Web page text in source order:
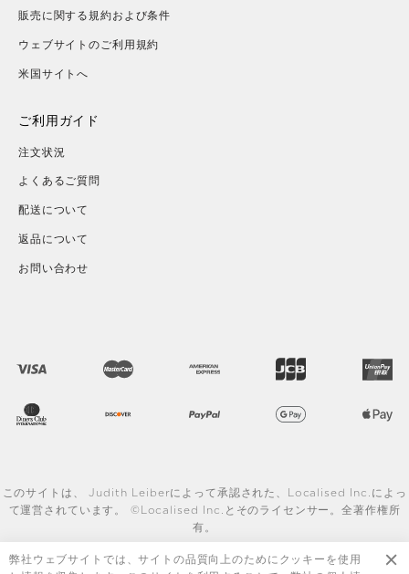
弊社ウェブサイトでは、サイトの品質向上のためにクッキーを使用
販売に関する規約および条件
ウェブサイトのご利用規約
米国サイトへ
ご利用ガイド
注文状況
よくあるご質問
配送について
返品について
お問い合わせ
このサイトは、 Judith Leiberによって承認された、Localised Inc.によっ
て運営されています。 ©Localised Inc.とそのライセンサー。全著作権所
有。
詳しく見る